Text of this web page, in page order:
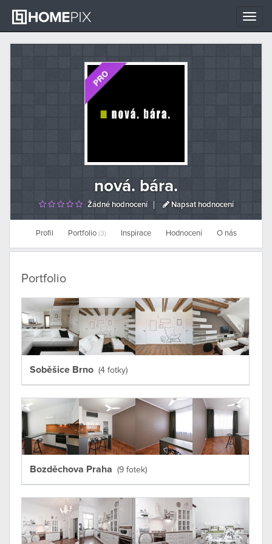
Toggle
nová. bára.
Žádné hodnocení Napsat hodnocení
Profil Portfolio (3) Inspirace Hodnocení O nás
Portfolio
Soběšice Brno (4 fotky)
Bozděchova Praha (9 fotek)